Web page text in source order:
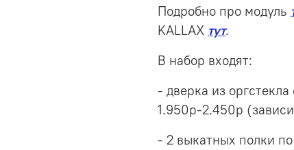
Подробно про модуль
KALLAX тут.
В набор входят:
- дверка из
1.950р-2.450р
- 2 выкатных полки